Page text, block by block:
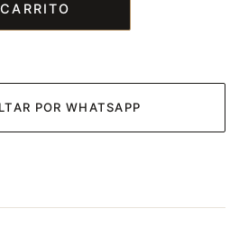
POR WHATSAPP